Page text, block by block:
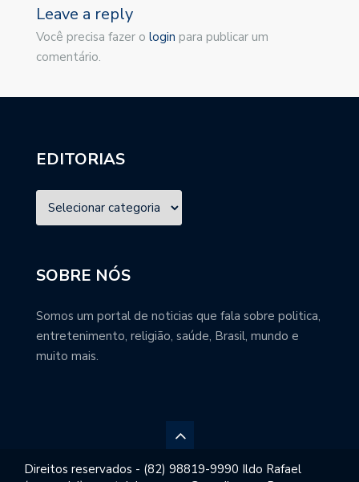
Leave a reply
Você precisa fazer o login para publicar um
comentário.
EDITORIAS
SOBRE NÓS
Somos um portal de noticias que fala sobre politica,
entretenimento, religião, saúde, Brasil, mundo e
muito mais.
Direitos reservados - (82) 98819-9990 Ildo Rafael